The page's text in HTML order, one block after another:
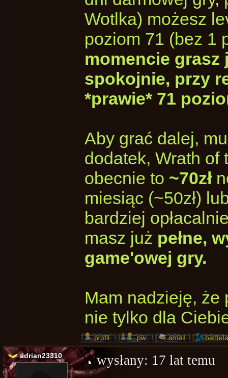
Wotlka) możesz
poziom 71 (bez 1
momencie grasz
spokojnie, przy
*prawie* 71
Aby grać dalej,
dodatek, Wrath of
obecnie to ~70zł
miesiąc (~50zł)
bardziej
masz już pełne,
game'owej gry.
Mam nadzieję, że
nie tylko dla
adrian23310 wysłany: 17 lat temu